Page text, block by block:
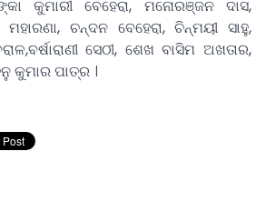
କୁମାରୀ ବେହେରା, ମନୋରଞ୍ଜନ ଦାସ,
ଚନ୍ଦନ ବେହେରା, ଚିନ୍ମୟୀ ସାହୁ,
ସେଠୀ, ଶେଖ ବାସିମ ଅଖତାର,
କୁମାର ପାତ୍ର ।